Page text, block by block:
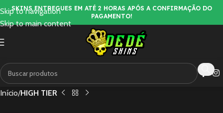
Skip to navigation
Skip to main content
SKINS ENTREGUES EM ATÉ 2 HORAS APÓS A CONFIRMAÇÃO DO
PAGAMENTO!
Início HIGH TIER